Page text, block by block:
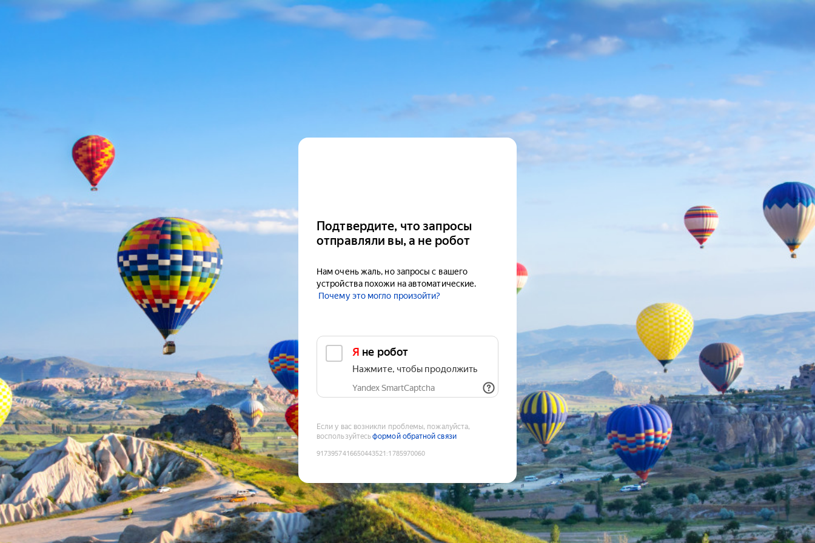
Подтвердите, что запросы
отправляли вы, а не робот
Нам очень жаль, но запросы с вашего
устройства похожи на автоматические.
Почему это могло произойти?
Я не робот
Нажмите, чтобы продолжить
Yandex SmartCaptcha
Если у вас возникли проблемы, пожалуйста,
воспользуйтесьформой обратной связи
9173957416650443521 :1785970060